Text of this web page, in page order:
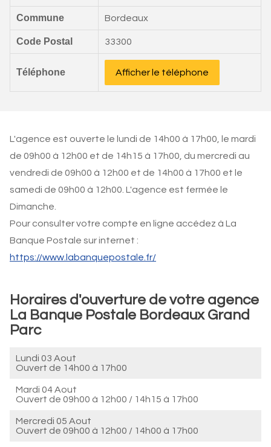
Commune Bordeaux
Code Postal 33300
Téléphone Afficher le téléphone
L'agence est ouverte le lundi de 14h00 à 17h00, le mardi
de 09h00 à 12h00 et de 14h15 à 17h00, du mercredi au
vendredi de 09h00 à 12h00 et de 14h00 à 17h00 et le
samedi de 09h00 à 12h00. L'agence est fermée le
Dimanche.
Pour consulter votre compte en ligne accédez à La
Banque Postale sur internet :
https://www.labanquepostale.fr/
Horaires d'ouverture de votre agence
La Banque Postale Bordeaux Grand
Parc
Lundi 03 Aout
Ouvert de 14h00 à 17h00
Mardi 04 Aout
Ouvert de 09h00 à 12h00 / 14h15 à 17h00
Mercredi 05 Aout
Ouvert de 09h00 à 12h00 / 14h00 à 17h00